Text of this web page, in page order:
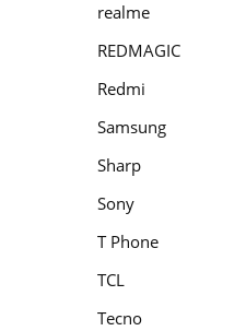
realme
REDMAGIC
Redmi
Samsung
Sharp
Sony
T Phone
TCL
Tecno